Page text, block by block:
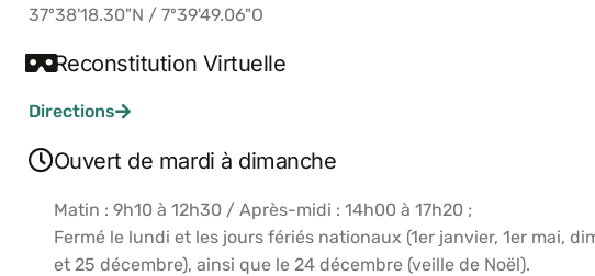
37º38'18.30"N / 7º39'49.06"O
Reconstitution Virtuelle
Directions
Ouvert de mardi à dimanche
Matin : 9h10 à 12h30 / Après-midi : 14h00 à 17h20 ;
Fermé le lundi et les jours fériés nationaux (1er janvier, 1er mai,
et 25 décembre), ainsi que le 24 décembre (veille de Noël).